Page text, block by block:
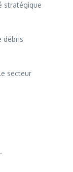
stratégique
débris
secteur